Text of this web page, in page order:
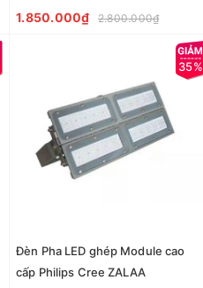
1.850.000₫ 2.800.000₫
35%
Đèn Pha LED ghép Module cao
cấp Philips Cree ZALAA